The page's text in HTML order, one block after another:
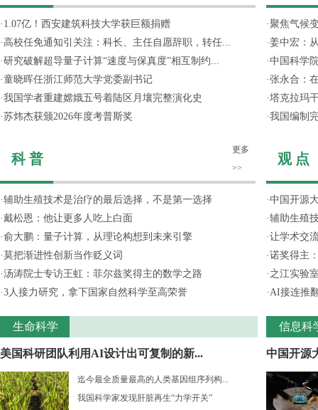
· 1.07亿！西安建筑科技大学获巨额捐赠
· 高校任免通知引关注：科长、主任自愿辞职，转任...
·研究破解超导量子计算“速度与保真度”相互制约...
·童晓晖任浙江师范大学党委副书记
·我国学者重建嫦娥五号着陆区月壤完整演化史
·苏炜杰获颁2026年度考普斯奖
科 普
更多
>>
·辅助生殖技术是治疗的最后选择，不是第一选择
·戴松恩：他让更多人吃上白面
·俞大鹏：量子计算，从理论构想到未来引擎
·莫把渐进性创新当作贬义词
·汤涛院士专访王虹：菲尔兹奖得主的数学之路
·3人接力研究，拿下国家自然科学至高荣誉
生命科学
美国科研团队利用AI设计出可复制的新...
迄今最全质量最高的人类基因组序列构...
我国科学家发现肝脏再生“力学开关”
·聚焦气候
·姜中宏：
·中国科学
·张永合：
·塔克拉玛
·我国编制
观 点
·中国开源
·辅助生殖
·让学术交
·诺奖得主
· 之江实验
·AI接连推
信息科
中国开源